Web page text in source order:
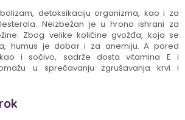
detoksikaciju organizma, kao i za
Neizbežan je u hrono ishrani za
Zbog velike količine gvožđa, koja se
humus je dobar i za anemiju. A pored
i sočivo, sadrže dosta vitamina E i
u sprečavanju zgrušavanja krvi i